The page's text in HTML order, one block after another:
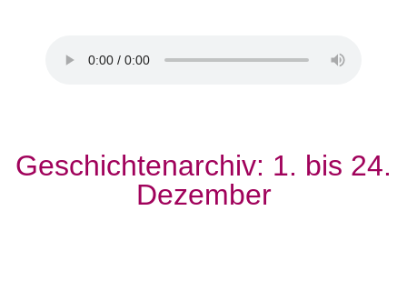
Geschichtenarchiv: 1. bis 24.
Dezember